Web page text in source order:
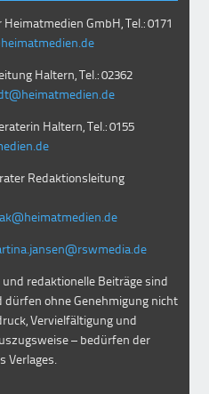
GmbH, Tel.: 0171
Haltern, Tel.: 02362
Haltern, Tel.: 0155
Redaktionsleitung
redaktionelle Beiträge sind
dürfen ohne Genehmigung nicht
Vervielfältigung und
– bedürfen der
Verlages.